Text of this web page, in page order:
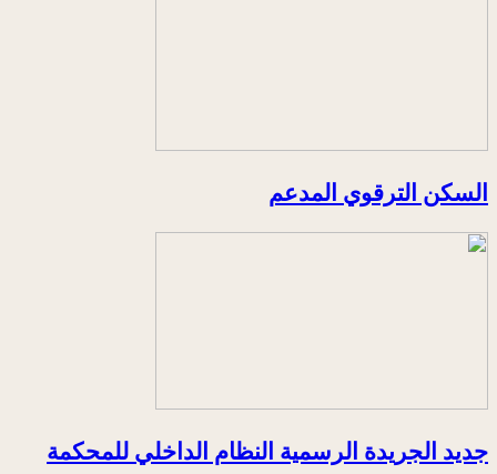
السكن الترقوي المدعم
جديد الجريدة الرسمية النظام الداخلي للمحكمة